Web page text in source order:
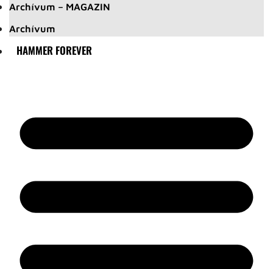
Archívum – MAGAZIN
Archívum
HAMMER FOREVER